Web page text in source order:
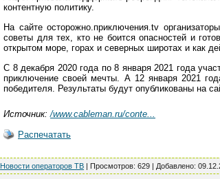
контентную политику.
На сайте осторожно.приключения.tv
советы для тех, кто не боится опасностей и
открытом море, горах и северных широтах и как
С 8 декабря 2020 года по 8 января 2021 года
приключение своей мечты. А 12 января 2021
победителя. Результаты будут опубликованы на
Источник:/www.cableman.ru/conte...
Распечатать
Новости операторов ТВ | Просмотров: 629 | Добавлено: